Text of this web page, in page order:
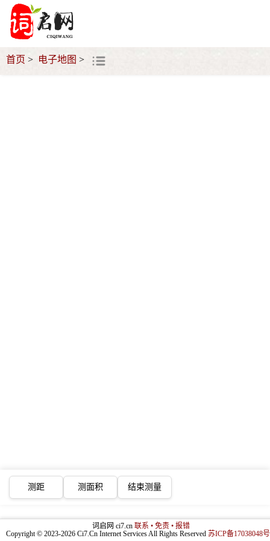
首页 电子地图
测距 测面积 结束测量
词启网 ci7.cn 联系 • 免责 • 报错
Copyright © 2023-2026 Ci7.Cn Internet Services All Rights Reserved 苏ICP备17038048